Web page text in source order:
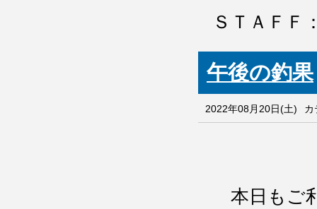
ＳＴＡＦＦ
午後の釣果
2022年08月20日(土) カ
本日もご